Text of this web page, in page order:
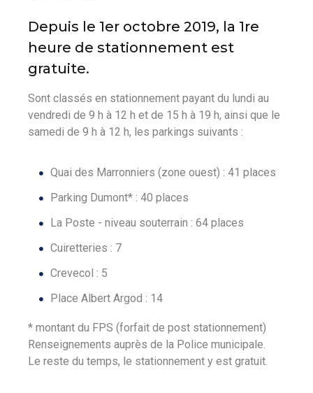
Depuis le 1er octobre 2019, la 1re
heure de stationnement est
gratuite.
Sont classés en stationnement payant du lundi au
vendredi de 9 h à 12 h et de 15 h à 19 h, ainsi que le
samedi de 9 h à 12 h, les parkings suivants :
Quai des Marronniers (zone ouest) : 41 places
Parking Dumont* : 40 places
La Poste - niveau souterrain : 64 places
Cuiretteries : 7
Crevecol : 5
Place Albert Argod : 14
* montant du FPS (forfait de post stationnement)
Renseignements auprès de la Police municipale.
Le reste du temps, le stationnement y est gratuit.